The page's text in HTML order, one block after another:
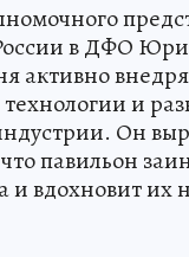
в ДФО
активно
и
Он
павильон
и вдохновит их